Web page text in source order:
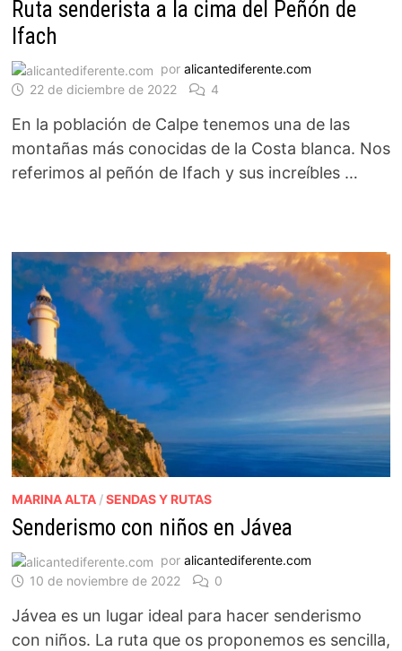
Ruta senderista a la cima del Peñón de
Ifach
por alicantediferente.com
22 de diciembre de 2022
4
En la población de Calpe tenemos una de las
montañas más conocidas de la Costa blanca. Nos
referimos al peñón de Ifach y sus increíbles …
MARINA ALTA/SENDAS Y RUTAS
Senderismo con niños en Jávea
por alicantediferente.com
10 de noviembre de 2022
0
Jávea es un lugar ideal para hacer senderismo
con niños. La ruta que os proponemos es sencilla,